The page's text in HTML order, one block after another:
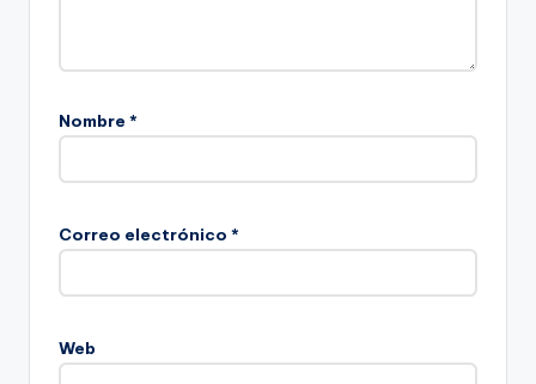
Nombre *
Correo electrónico *
Web